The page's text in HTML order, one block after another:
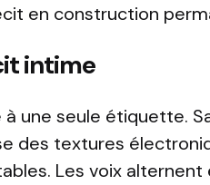
en construction
intime
une seule étiquette.
des textures
Les voix